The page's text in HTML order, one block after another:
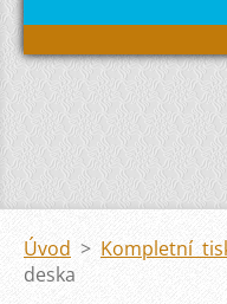
Úvod > Kompletní
deska